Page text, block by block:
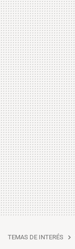
TEMAS DE INTERÉS